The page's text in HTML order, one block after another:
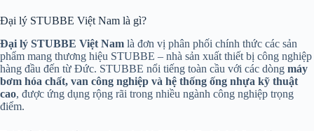
Đại lý STUBBE Việt Nam là gì?
Đại lý STUBBE Việt Nam là đơn vị phân phối chính thức các sản
phẩm mang thương hiệu STUBBE – nhà sản xuất thiết bị công nghiệp
hàng đầu đến từ Đức. STUBBE nổi tiếng toàn cầu với các dòng máy
bơm hóa chất, van công nghiệp và hệ thống ống nhựa kỹ thuật
cao, được ứng dụng rộng rãi trong nhiều ngành công nghiệp trọng
điểm.